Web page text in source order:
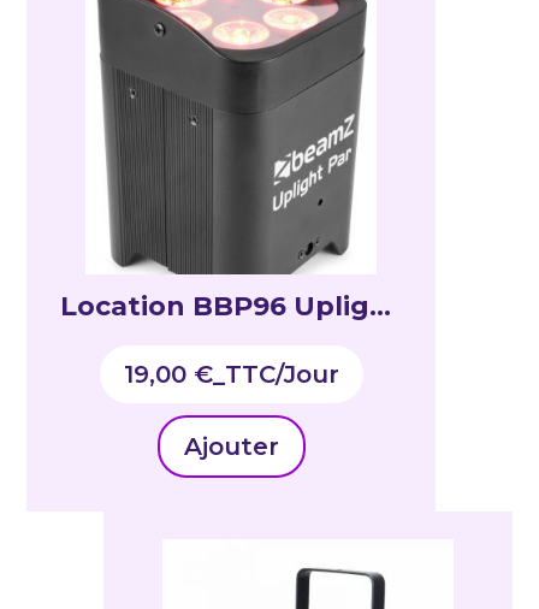
Location BBP96 Uplight
19,00 €_TTC
Ajouter